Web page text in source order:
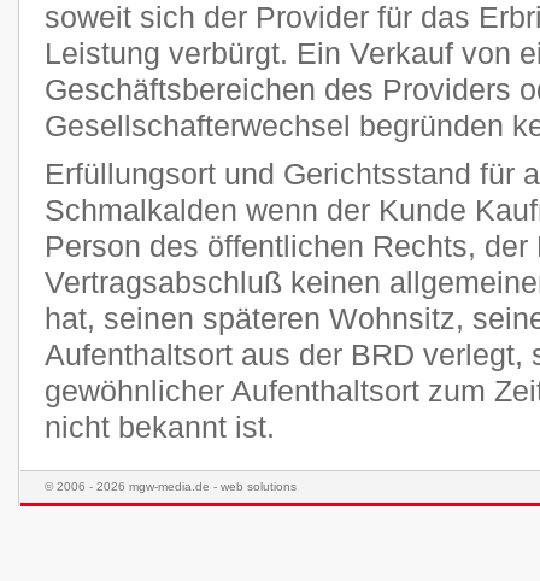
soweit sich der Provider für das
Leistung verbürgt. Ein Verkauf von
Geschäftsbereichen des Providers
Gesellschafterwechsel begründen
Erfüllungsort und Gerichtsstand für
Schmalkalden wenn der Kunde
Person des öffentlichen Rechts, der
Vertragsabschluß keinen
hat, seinen späteren Wohnsitz,
Aufenthaltsort aus der BRD verlegt,
gewöhnlicher Aufenthaltsort zum
nicht bekannt ist.
© 2006 - 2026 mgw-media.de - web solutions